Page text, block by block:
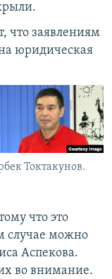
что заявлениям
юридическая
Токтакунов.
что это
случае можно
Аспекова.
во внимание.